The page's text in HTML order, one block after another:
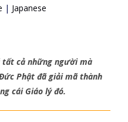
| Japanese
tất cả những người mà
Phật đã giải mã thành
cái Giáo lý đó.